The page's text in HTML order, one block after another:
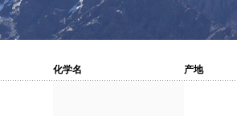
化学名 产地